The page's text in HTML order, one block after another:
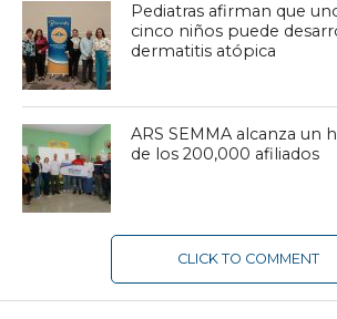
Pediatras afirman que
cinco niños puede
dermatitis atópica
ARS SEMMA alcanza un
de los 200,000 afiliados
CLICK TO COMMENT